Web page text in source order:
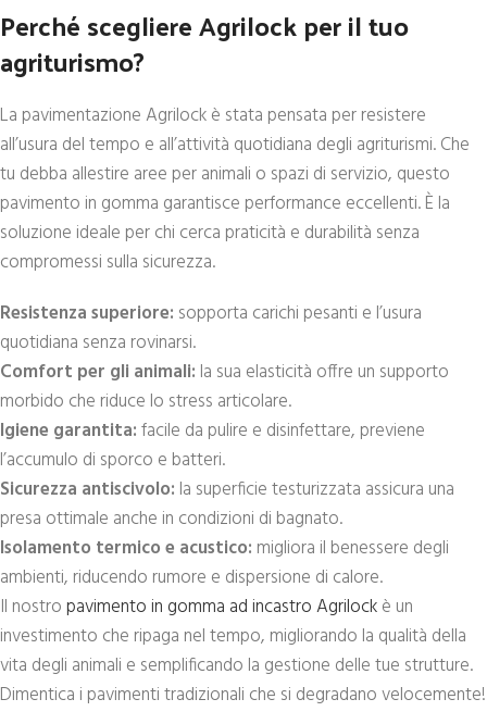
Perché scegliere Agrilock per il tuo
agriturismo?
La pavimentazione Agrilock è stata pensata per resistere
all’usura del tempo e all’attività quotidiana degli agriturismi. Che
tu debba allestire aree per animali o spazi di servizio, questo
pavimento in gomma garantisce performance eccellenti. È la
soluzione ideale per chi cerca praticità e durabilità senza
compromessi sulla sicurezza.
Resistenza superiore: sopporta carichi pesanti e l’usura
quotidiana senza rovinarsi.
Comfort per gli animali: la sua elasticità offre un supporto
morbido che riduce lo stress articolare.
Igiene garantita:facile da pulire e disinfettare, previene
l’accumulo di sporco e batteri.
Sicurezza antiscivolo: la superficie testurizzata assicura una
presa ottimale anche in condizioni di bagnato.
Isolamento termico e acustico: migliora il benessere degli
ambienti, riducendo rumore e dispersione di calore.
Il nostropavimento in gomma ad incastro Agrilockè un
investimento che ripaga nel tempo, migliorando la qualità della
vita degli animali e semplificando la gestione delle tue strutture.
Dimentica i pavimenti tradizionali che si degradano velocemente!